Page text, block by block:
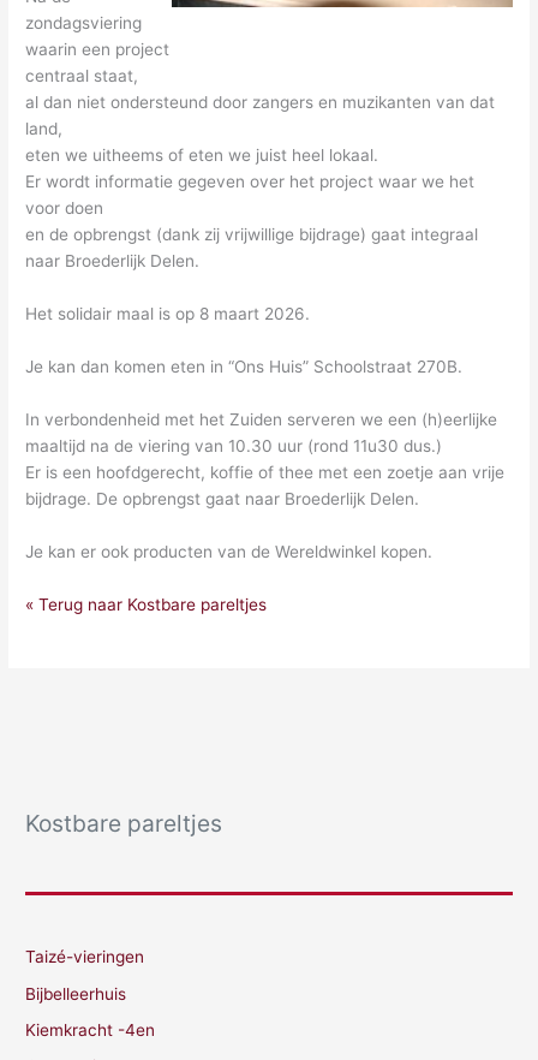
zondagsviering
waarin een project
centraal staat,
al dan niet ondersteund door zangers en muzikanten van dat
land,
eten we uitheems of eten we juist heel lokaal.
Er wordt informatie gegeven over het project waar we het
voor doen
en de opbrengst (dank zij vrijwillige bijdrage) gaat integraal
naar Broederlijk Delen.
Het solidair maal is op 8 maart 2026.
Je kan dan komen eten in “Ons Huis” Schoolstraat 270B.
In verbondenheid met het Zuiden serveren we een (h)eerlijke
maaltijd na de viering van 10.30 uur (rond 11u30 dus.)
Er is een hoofdgerecht, koffie of thee met een zoetje aan vrije
bijdrage. De opbrengst gaat naar Broederlijk Delen.
Je kan er ook producten van de Wereldwinkel kopen.
« Terug naar Kostbare pareltjes
Kostbare pareltjes
Taizé-vieringen
Bijbelleerhuis
Kiemkracht -4en